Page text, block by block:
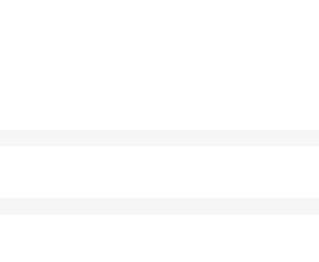
gleichermassen zur Steuerung von